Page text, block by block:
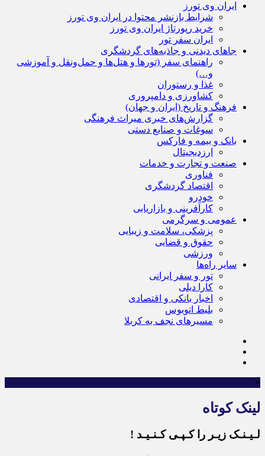
ایران وی تورز
شرایط بازنشر محتوا در ایران وی تورز
خرید رپورتاژ ایران وی تورز
ایران سفر تور
جاهای دیدنی و جاذبه‌های گردشگری
راهنمای سفر (تورها و هتل‌ها و حمل‌و‌نقل و آموزشی
و…)
غذا و رستوران
کشاورزی و دامپروری
فرهنگ و تاریخ (ایران و جهان)
گزارش‌های خبری میراث فرهنگی
سوغات و صنایع دستی
بانک و بیمه و فارکس
ارزدیجیتال
صنعت و تجارت و خدمات
فناوری
اقتصاد گردشگری
خودرو
کارآفرینی و بازاریابی
عمومی و سرگرمی
پزشکی، سلامت و زیبایی
حقوق و قضایی
ورزشی
سایر راه‌ها
تور و سفر ایرانی
کارا دیلی
اخبار بانکی و اقتصادی
بلیط اتوبوس
مسیرهای نجف به کربلا
×
لینک کوتاه
لـیـنـک زیـر را کـپـی کـنـیـد !